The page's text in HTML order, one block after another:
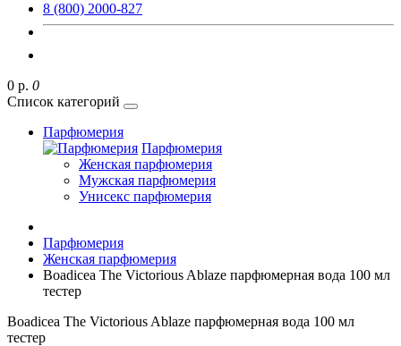
8 (800) 2000-827
0 р. 0
Список категорий
Парфюмерия
Парфюмерия
Женская парфюмерия
Мужская парфюмерия
Унисекс парфюмерия
Парфюмерия
Женская парфюмерия
Boadicea The Victorious Ablaze парфюмерная вода 100 мл
тестер
Boadicea The Victorious Ablaze парфюмерная вода 100 мл
тестер